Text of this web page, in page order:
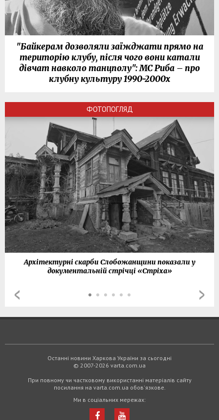
"Байкерам дозволяли заїжджати прямо на
територію клубу, після чого вони катали
дівчат навколо танцполу": МС Риба – про
клубну культуру 1990-2000х
ФОТОПОГЛЯД
Архітектурні скарби Слобожанщини показали у
документальній стрічці «Стріха»
Останні новини Харкова України за сьогодні
© 2007-2026 varta.com.ua
При повному чи частковому використанні матеріалів сайту
посилання на varta.com.ua обов'язкове.
Ми в соціальних мережах: